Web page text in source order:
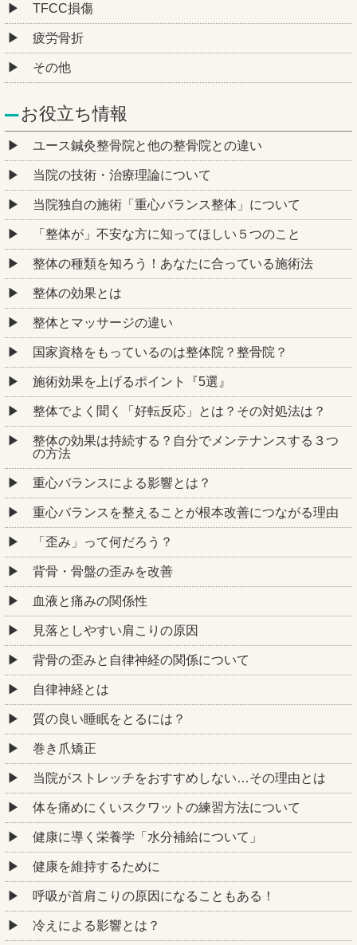
TFCC損傷
疲労骨折
その他
お役立ち情報
ユース鍼灸整骨院と他の整骨院との違い
当院の技術・治療理論について
当院独自の施術「重心バランス整体」について
「整体が」不安な方に知ってほしい５つのこと
整体の種類を知ろう！あなたに合っている施術法
整体の効果とは
整体とマッサージの違い
国家資格をもっているのは整体院？整骨院？
施術効果を上げるポイント『5選』
整体でよく聞く「好転反応」とは？その対処法は？
整体の効果は持続する？自分でメンテナンスする３つ
の方法
重心バランスによる影響とは？
重心バランスを整えることが根本改善につながる理由
「歪み」って何だろう？
背骨・骨盤の歪みを改善
血液と痛みの関係性
見落としやすい肩こりの原因
背骨の歪みと自律神経の関係について
自律神経とは
質の良い睡眠をとるには？
巻き爪矯正
当院がストレッチをおすすめしない…その理由とは
体を痛めにくいスクワットの練習方法について
健康に導く栄養学「水分補給について」
健康を維持するために
呼吸が首肩こりの原因になることもある！
冷えによる影響とは？